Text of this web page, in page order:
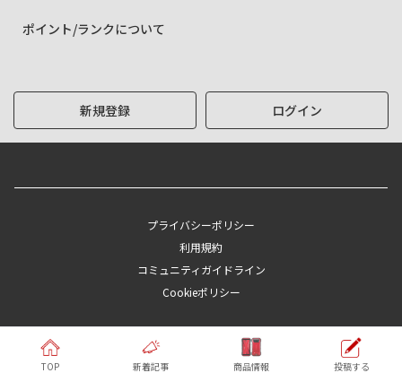
ポイント/ランクについて
新規登録 ログイン
プライバシーポリシー
利用規約
コミュニティガイドライン
Cookieポリシー
Copyright © KYOCERA Corporation
TOP 新着記事 商品情報 投稿する